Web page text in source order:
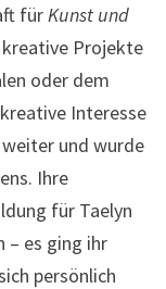
fürKunst und
Projekte
oder dem
Interesse
und wurde
Ihre
für Taelyn
– es ging ihr
persönlich